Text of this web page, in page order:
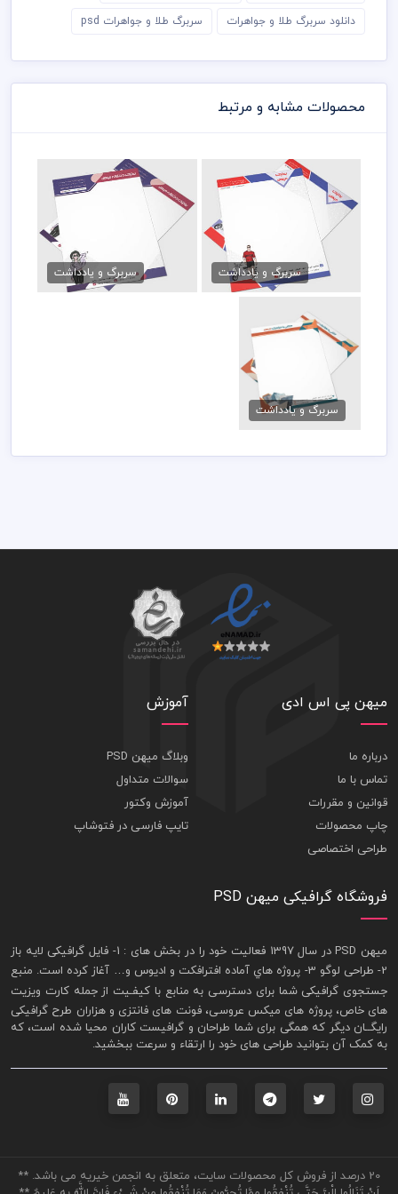
دانلود سربرگ طلا و جواهرات سربرگ طلا و جواهرات psd
محصولات مشابه و مرتبط
فایل سربرگ پوشاک مردانه
79,000 تومانسربرگ و یادداشت
سربرگ بوتیک لباس
79,000 تومانسربرگ و یادداشت
سربرگ فروشگاه
سرامیک
79,000 تومان
سربرگ و یادداشت
میهن پی اس ادی
درباره ما
تماس با ما
قوانین و مقررات
چاپ محصولات
طراحی اختصاصی
آموزش
وبلاگ میهن PSD
سوالات متداول
آموزش وکتور
تایپ فارسی در فتوشاپ
فروشگاه گرافیکی میهن PSD
ميهن PSD در سال 1397 فعاليت خود را در بخش های : 1-
فايل گرافيکی لايه باز
2- طراحی لوگو 3- پروژه هاي آماده افترافکت و اديوس و… آغاز کرده است. منبع
جستجوی گرافيکی شما برای دسترسی به منابع با کيفـيت از جملهکارت ويزيت
های خاص، پروژه های ميکس عروسی، فونت های فانتزی و هزاران طرح گرافیکی
رايگــان ديگر که همگی برای شما طراحان و گرافيست کاران محيا شده است، که
به کمک آن بتوانيد طراحی های خود را ارتقاء و سرعت ببخشيد.
20 درصد از فروش کل محصولات سایت، متعلق به انجمن خیریه می باشد. **